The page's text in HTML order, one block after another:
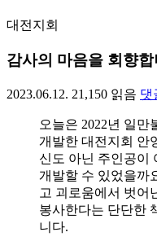
대전지회
감사의 마음을 회향
2023.06.12. 21,150 읽음 댓
오늘은 2022년 일만
개발한 대전지회 안
신도 아닌 주인공이
개발할 수 있었을까
고 괴로움에서 벗어
봉사한다는 단단한
니다.